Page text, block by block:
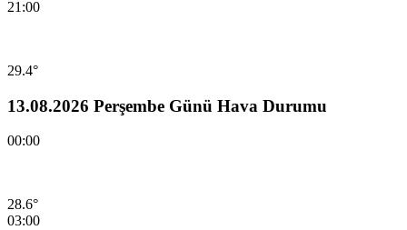
21:00
29.4°
13.08.2026 Perşembe Günü Hava Durumu
00:00
28.6°
03:00